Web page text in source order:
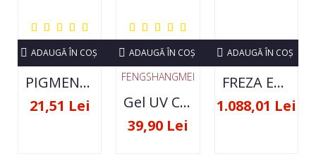
PIGMENT NEON SET 12 CULORI
21,51 Lei
ADAUGĂ ÎN COŞ
FENGSHANGMEI
Gel UV Constructie FSM 50ML - 07
39,90 Lei
ADAUGĂ ÎN COŞ
FREZA ELECTRICA STRONG 210 35000 RPM- ORIGINALA
1.088,01 Lei
ADAUGĂ ÎN COŞ